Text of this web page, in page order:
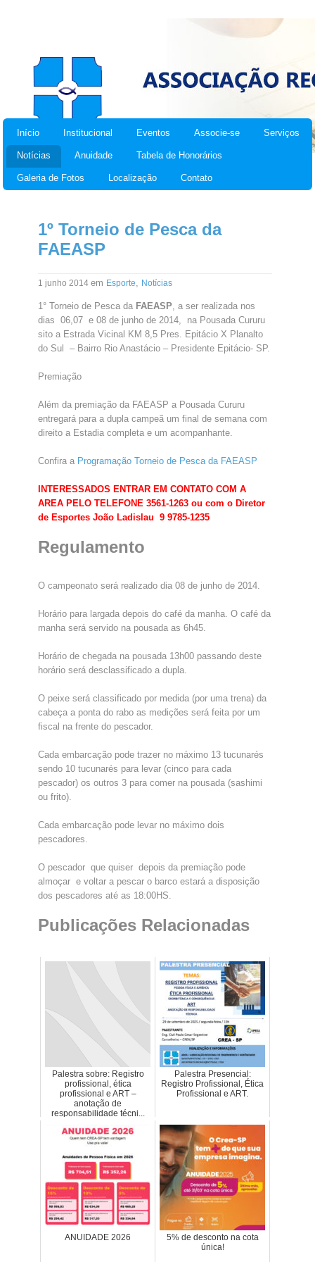
Início Institucional Eventos Associe-se Serviços
Notícias Anuidade Tabela de Honorários
Galeria de Fotos Localização Contato
1º Torneio de Pesca da
FAEASP
1 junho 2014 em Esporte, Notícias
1° Torneio de Pesca da FAEASP, a ser realizada nos
dias 06,07 e 08 de junho de 2014, na Pousada Cururu
sito a Estrada Vicinal KM 8,5 Pres. Epitácio X Planalto
do Sul – Bairro Rio Anastácio – Presidente Epitácio- SP.
Premiação
Além da premiação da FAEASP a Pousada Cururu
entregará para a dupla campeã um final de semana com
direito a Estadia completa e um acompanhante.
Confira a Programação Torneio de Pesca da FAEASP
INTERESSADOS ENTRAR EM CONTATO COM A
AREA PELO TELEFONE 3561-1263 ou com o Diretor
de Esportes João Ladislau 9 9785-1235
Regulamento
O campeonato será realizado dia 08 de junho de 2014.
Horário para largada depois do café da manha. O café da
manha será servido na pousada as 6h45.
Horário de chegada na pousada 13h00 passando deste
horário será desclassificado a dupla.
O peixe será classificado por medida (por uma trena) da
cabeça a ponta do rabo as medições será feita por um
fiscal na frente do pescador.
Cada embarcação pode trazer no máximo 13 tucunarés
sendo 10 tucunarés para levar (cinco para cada
pescador) os outros 3 para comer na pousada (sashimi
ou frito).
Cada embarcação pode levar no máximo dois
pescadores.
O pescador que quiser depois da premiação pode
almoçar e voltar a pescar o barco estará a disposição
dos pescadores até as 18:00HS.
Publicações Relacionadas
Palestra sobre: Registro
profissional, ética
profissional e ART –
anotação de
responsabilidade técni...
Palestra Presencial:
Registro Profissional, Ética
Profissional e ART.
ANUIDADE 2026
5% de desconto na cota
única!